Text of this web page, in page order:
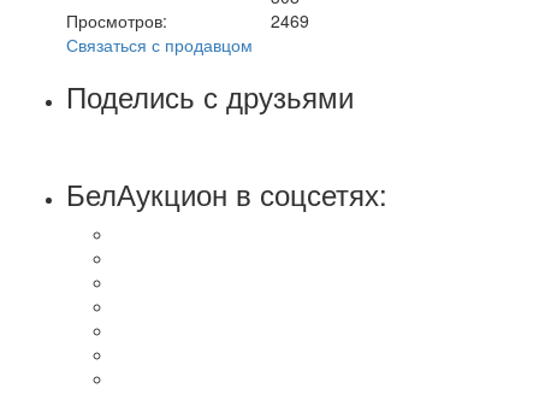
Просмотров:
2469
Связаться с продавцом
Поделись с друзьями
БелАукцион в соцсетях: